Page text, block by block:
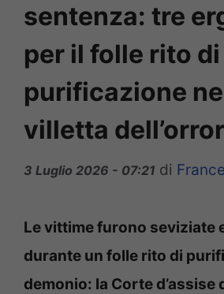
sentenza: tre
per il folle rito di
purificazione
villetta
3 Luglio 2026 - 07:21 di
Le vittime furono seviziate
durante un folle rito di
demonio: la Corte d’assise